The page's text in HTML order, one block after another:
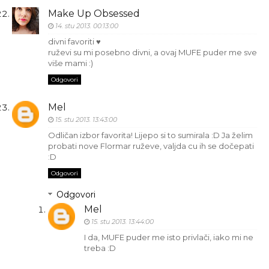
Make Up Obsessed
14. stu 2013. 00:13:00
divni favoriti ♥
ruževi su mi posebno divni, a ovaj MUFE puder me sve
više mami :)
Odgovori
Mel
15. stu 2013. 13:43:00
Odličan izbor favorita! Lijepo si to sumirala :D Ja želim
probati nove Flormar ruževe, valjda cu ih se dočepati
:D
Odgovori
Odgovori
Mel
15. stu 2013. 13:44:00
I da, MUFE puder me isto privlači, iako mi ne
treba :D